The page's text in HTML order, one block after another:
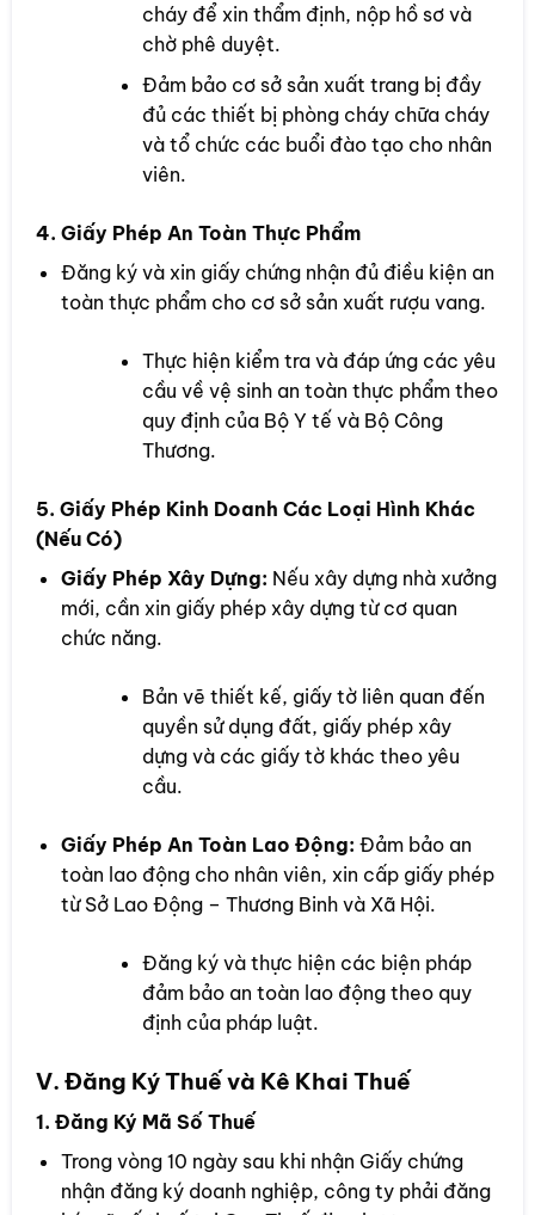
cháy để xin thẩm định, nộp hồ sơ và
chờ phê duyệt.
Đảm bảo cơ sở sản xuất trang bị đầy
đủ các thiết bị phòng cháy chữa cháy
và tổ chức các buổi đào tạo cho nhân
viên.
4. Giấy Phép An Toàn Thực Phẩm
Đăng ký và xin giấy chứng nhận đủ điều kiện an
toàn thực phẩm cho cơ sở sản xuất rượu vang.
Thực hiện kiểm tra và đáp ứng các yêu
cầu về vệ sinh an toàn thực phẩm theo
quy định của Bộ Y tế và Bộ Công
Thương.
5. Giấy Phép Kinh Doanh Các Loại Hình Khác
(Nếu Có)
Giấy Phép Xây Dựng: Nếu xây dựng nhà xưởng
mới, cần xin giấy phép xây dựng từ cơ quan
chức năng.
Bản vẽ thiết kế, giấy tờ liên quan đến
quyền sử dụng đất, giấy phép xây
dựng và các giấy tờ khác theo yêu
cầu.
Giấy Phép An Toàn Lao Động: Đảm bảo an
toàn lao động cho nhân viên, xin cấp giấy phép
từ Sở Lao Động – Thương Binh và Xã Hội.
Đăng ký và thực hiện các biện pháp
đảm bảo an toàn lao động theo quy
định của pháp luật.
V. Đăng Ký Thuế và Kê Khai Thuế
1. Đăng Ký Mã Số Thuế
Trong vòng 10 ngày sau khi nhận Giấy chứng
nhận đăng ký doanh nghiệp, công ty phải đăng